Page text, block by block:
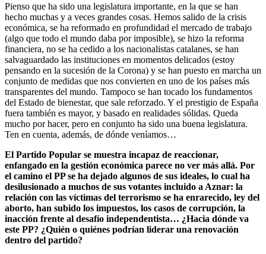
Pienso que ha sido una legislatura importante, en la que se han
hecho muchas y a veces grandes cosas. Hemos salido de la crisis
económica, se ha reformado en profundidad el mercado de trabajo
(algo que todo el mundo daba por imposible), se hizo la reforma
financiera, no se ha cedido a los nacionalistas catalanes, se han
salvaguardado las instituciones en momentos delicados (estoy
pensando en la sucesión de la Corona) y se han puesto en marcha un
conjunto de medidas que nos convierten en uno de los países más
transparentes del mundo. Tampoco se han tocado los fundamentos
del Estado de bienestar, que sale reforzado. Y el prestigio de España
fuera también es mayor, y basado en realidades sólidas. Queda
mucho por hacer, pero en conjunto ha sido una buena legislatura.
Ten en cuenta, además, de dónde veníamos…
El Partido Popular se muestra incapaz de reaccionar,
enfangado en la gestión económica parece no ver más allá. Por
el camino el PP se ha dejado algunos de sus ideales, lo cual ha
desilusionado a muchos de sus votantes incluido a Aznar: la
relación con las víctimas del terrorismo se ha enrarecido, ley del
aborto, han subido los impuestos, los casos de corrupción, la
inacción frente al desafío independentista… ¿Hacia dónde va
este PP? ¿Quién o quiénes podrían liderar una renovación
dentro del partido?